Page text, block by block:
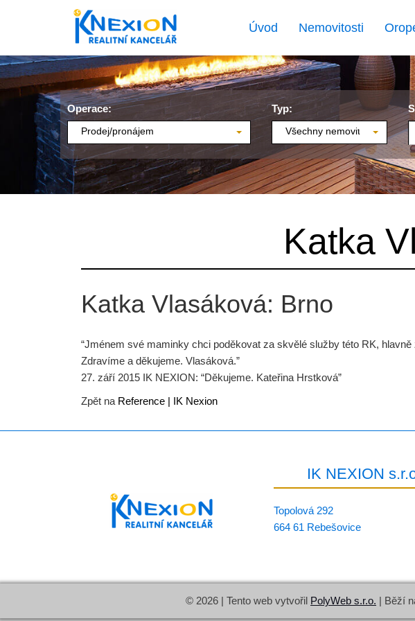
Úvod Nemovitosti
Operace:
Prodej/pronájem
Typ:
Všechny nemovitosti
Katka
Katka Vlasáková: Brno
“Jménem své maminky chci poděkovat za skvělé služby této RK,
Zdravíme a děkujeme. Vlasáková.”
27. září 2015 IK NEXION: “Děkujeme. Kateřina Hrstková”
Zpět na Reference | IK Nexion
IK NEXION
Topolová 292
664 61 Rebešovice
© 2026 | Tento web vytvořil PolyWeb s.r.o. | Běží